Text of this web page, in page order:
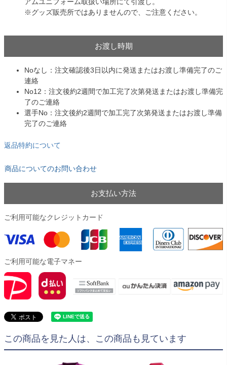
アムユニフォーム取扱い場所にて引渡し。
※グッズ販売所ではありませんので、ご注意ください。
お渡し時期
Noなし：注文確認後3日以内に発送またはお渡し準備完了のご
連絡
No12：注文後約2週間で加工完了次第発送またはお渡し準備完
了のご連絡
選手No：注文後約2週間で加工完了次第発送またはお渡し準備
完了のご連絡
返品特約について
商品についてのお問い合わせ
お支払い方法
ご利用可能なクレジットカード
ご利用可能な電子マネー
この商品を見た人は、この商品も見ています